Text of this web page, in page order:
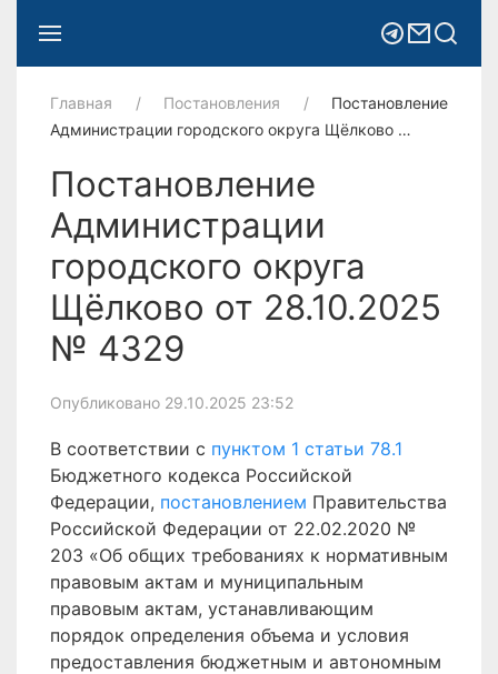
Главная Постановления
Постановление
Администрации городского округа Щёлково …
Постановление
Администрации
городского округа
Щёлково от 28.10.2025
№ 4329
Опубликовано 29.10.2025 23:52
В соответствии с пунктом 1 статьи 78.1
Бюджетного кодекса Российской
Федерации, постановлением Правительства
Российской Федерации от 22.02.2020 №
203 «Об общих требованиях к нормативным
правовым актам и муниципальным
правовым актам, устанавливающим
порядок определения объема и условия
предоставления бюджетным и автономным